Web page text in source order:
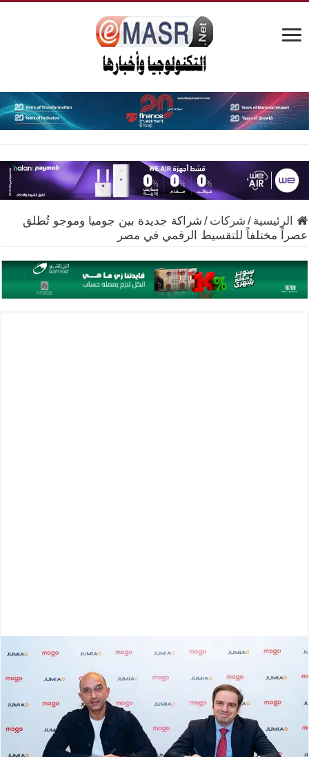
الرئيسية / شركات / شراكة جديدة بين جوميا وموجو تُطلق
عصراً مختلفاً للتقسيط الرقمي في مصر